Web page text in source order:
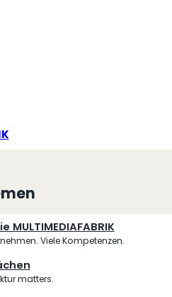
MULTIMEDIAFABRIK
Viele Kompetenzen.
matters.